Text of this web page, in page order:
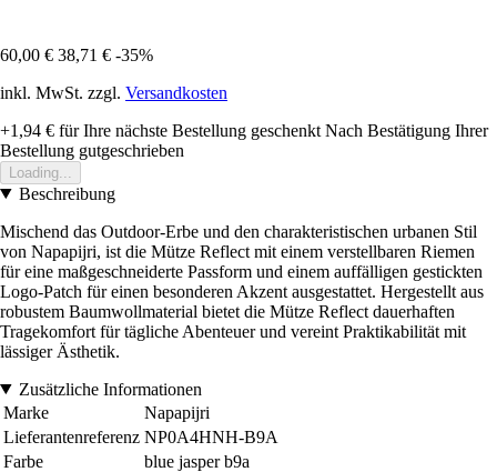
60,00 € 38,71 € -35%
inkl. MwSt. zzgl. Versandkosten
+1,94 € für Ihre nächste Bestellung geschenkt Nach Bestätigung Ihrer
Bestellung gutgeschrieben
Loading...
Beschreibung
Mischend das Outdoor-Erbe und den charakteristischen urbanen Stil
von Napapijri, ist die Mütze Reflect mit einem verstellbaren Riemen
für eine maßgeschneiderte Passform und einem auffälligen gestickten
Logo-Patch für einen besonderen Akzent ausgestattet. Hergestellt aus
robustem Baumwollmaterial bietet die Mütze Reflect dauerhaften
Tragekomfort für tägliche Abenteuer und vereint Praktikabilität mit
lässiger Ästhetik.
Zusätzliche Informationen
Marke
Napapijri
Lieferantenreferenz NP0A4HNH-B9A
Farbe
blue jasper b9a